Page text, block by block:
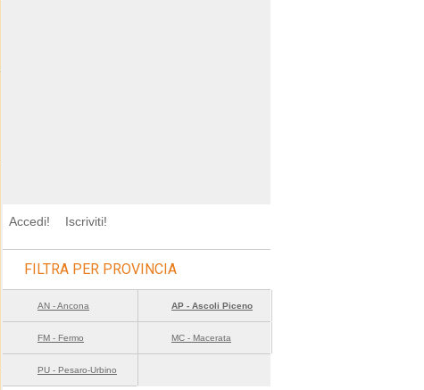
Accedi! Iscriviti!
FILTRA PER PROVINCIA
AN - Ancona AP - Ascoli Piceno
FM - Fermo MC - Macerata
PU - Pesaro-Urbino